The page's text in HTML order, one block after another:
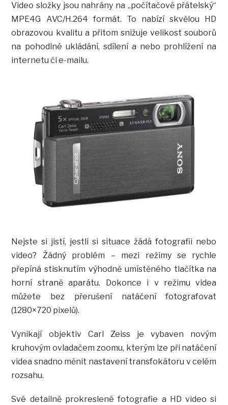
Video složky jsou nahrány na „počítačově přátelský“
MPE4G AVC/H.264 formát. To nabízí skvělou HD
obrazovou kvalitu a přitom snižuje velikost souborů
na pohodlné ukládání, sdílení a nebo prohlížení na
internetu či e-mailu.
Nejste si jistí, jestli si situace žádá fotografii nebo
video? Žádný problém – mezi režimy se rychle
přepíná stisknutím výhodně umístěného tlačítka na
horní straně aparátu. Dokonce i v režimu videa
můžete bez přerušení natáčení fotografovat
(1280×720 pixelů).
Vynikají objektiv Carl Zeiss je vybaven novým
kruhovým ovladačem zoomu, kterým lze při natáčení
videa snadno měnit nastavení transfokátoru v celém
rozsahu.
Své detailně prokreslené fotografie a HD video si